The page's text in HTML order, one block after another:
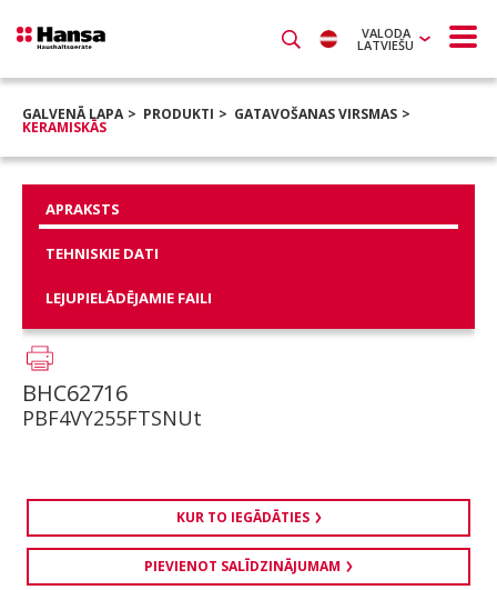
VALODA
LATVIEŠU
GALVENĀ LAPA PRODUKTI GATAVOŠANAS VIRSMAS
KERAMISKĀS
APRAKSTS
TEHNISKIE DATI
LEJUPIELĀDĒJAMIE FAILI
BHC62716
PBF4VY255FTSNUt
KUR TO IEGĀDĀTIES
PIEVIENOT SALĪDZINĀJUMAM